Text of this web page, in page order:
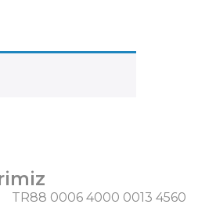
0006 4000 0013 4560